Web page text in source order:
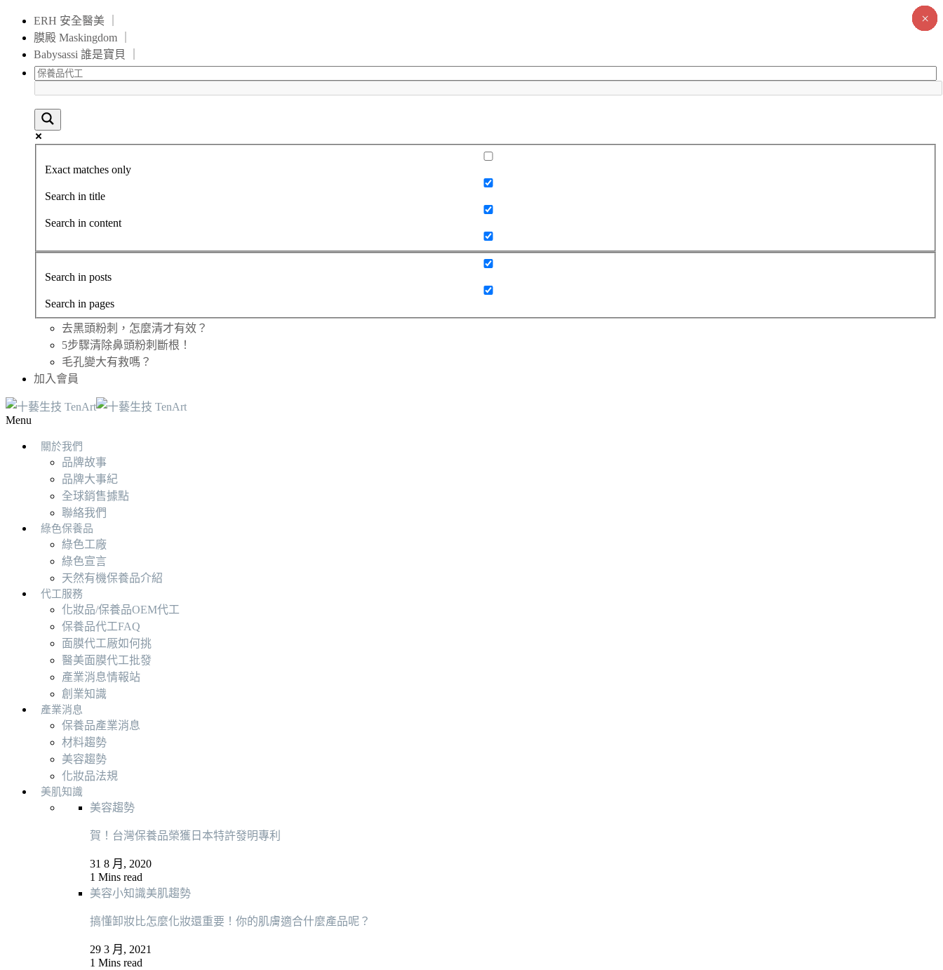
ERH 安全醫美 ｜
膜殿 Maskingdom ｜
Babysassi 誰是寶貝 ｜
Exact matches only
Search in title
Search in content
Search in posts
Search in pages
去黑頭粉刺，怎麼清才有效？
5步驟清除鼻頭粉刺斷根！
毛孔變大有救嗎？
加入會員
Menu
關於我們
品牌故事
品牌大事紀
全球銷售據點
聯絡我們
綠色保養品
綠色工廠
綠色宣言
天然有機保養品介紹
代工服務
化妝品/保養品OEM代工
保養品代工FAQ
面膜代工厰如何挑
醫美面膜代工批發
產業消息情報站
創業知識
產業消息
保養品產業消息
材料趨勢
美容趨勢
化妝品法規
美肌知識
美容趨勢
賀！台灣保養品榮獲日本特許發明專利
31 8 月, 2020
1 Mins read
美容小知識美肌趨勢
搞懂卸妝比怎麼化妝還重要！你的肌膚適合什麼產品呢？
29 3 月, 2021
1 Mins read
×
×
×
×
×
×
×
×
×
×
×
×
×
×